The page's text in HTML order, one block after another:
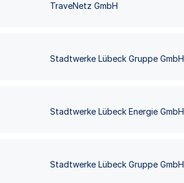
TraveNetz GmbH
Stadtwerke Lübeck Gruppe GmbH
Stadtwerke Lübeck Energie GmbH
Stadtwerke Lübeck Gruppe GmbH